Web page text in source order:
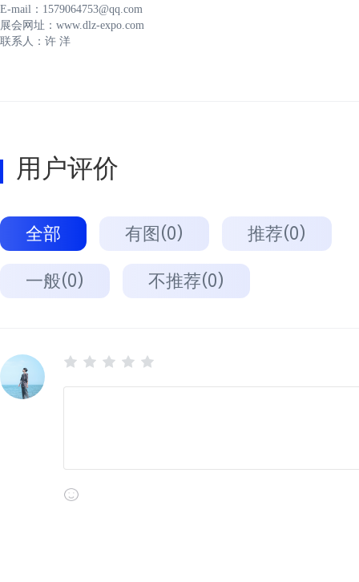
E-mail：1579064753@qq.com
展会网址：www.dlz-expo.com
联系人：许 洋
用户评价
全部 有图(0) 推荐(0)
一般(0) 不推荐(0)